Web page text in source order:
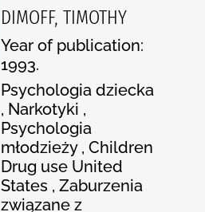
DIMOFF, TIMOTHY
Year of publication:
1993.
Psychologia dziecka
, Narkotyki ,
Psychologia
młodzieży , Children
Drug use United
States , Zaburzenia
związane z